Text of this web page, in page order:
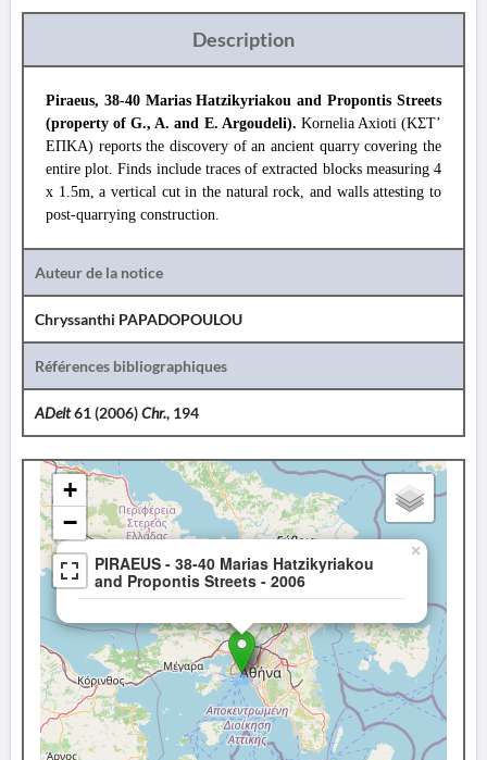
Description
Piraeus, 38-40 Marias Hatzikyriakou and Propontis Streets
(property of G., A. and E. Argoudeli). Kornelia Axioti (ΚΣΤ’
ΕΠΚΑ) reports the discovery of an ancient quarry covering the
entire plot. Finds include traces of extracted blocks measuring 4
x 1.5m, a vertical cut in the natural rock, and walls attesting to
post-quarrying construction.
Auteur de la notice
Chryssanthi PAPADOPOULOU
Références bibliographiques
ADelt61 (2006)Chr., 194
PIRAEUS - 38-40 Marias Hatzikyriakou
and Propontis Streets - 2006
×
+
−